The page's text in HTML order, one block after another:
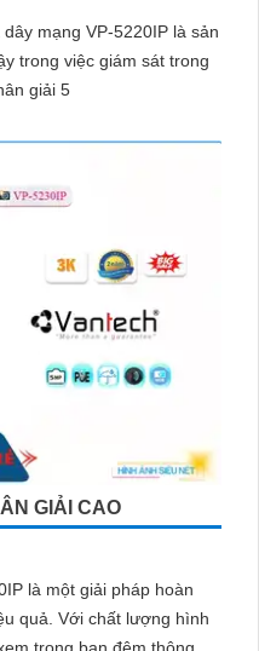
mạng VP-5220IP là sản
trong việc giám sát trong
Với độ phân giải 5
GIẢI CAO
là một giải pháp hoàn
hình